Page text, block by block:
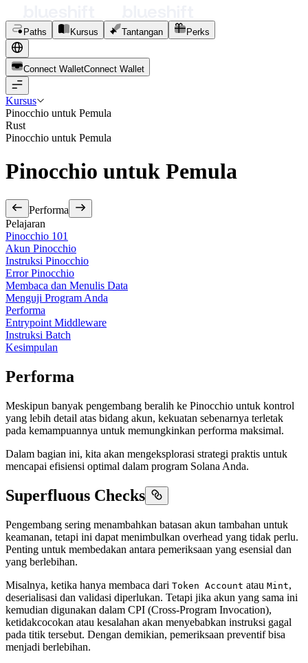
Paths Kursus Tantangan Perks
Connect WalletConnect Wal et
Kursus
Pinocchio untuk Pemula
Rust
Pinocchio untuk Pemula
Pinocchio untuk Pemula
Performa
Pelajaran
Pinocchio 101
Akun Pinocchio
Instruksi Pinocchio
Error Pinocchio
Membaca dan Menulis Data
Menguji Program Anda
Performa
Entrypoint Middleware
Instruksi Batch
Kesimpulan
Performa
Meskipun banyak pengembang beralih ke Pinocchio untuk kontrol
yang lebih detail atas bidang akun, kekuatan sebenarnya terletak
pada kemampuannya untuk memungkinkan performa maksimal.
Dalam bagian ini, kita akan mengeksplorasi strategi praktis untuk
mencapai efisiensi optimal dalam program Solana Anda.
Superfluous Checks
Pengembang sering menambahkan batasan akun tambahan untuk
keamanan, tetapi ini dapat menimbulkan overhead yang tidak perlu.
Penting untuk membedakan antara pemeriksaan yang esensial dan
yang berlebihan.
Misalnya, ketika hanya membaca dari Token Account atau Mint,
deserialisasi dan validasi diperlukan. Tetapi jika akun yang sama ini
kemudian digunakan dalam CPI (Cross-Program Invocation),
ketidakcocokan atau kesalahan akan menyebabkan instruksi gagal
pada titik tersebut. Dengan demikian, pemeriksaan preventif bisa
menjadi berlebihan.